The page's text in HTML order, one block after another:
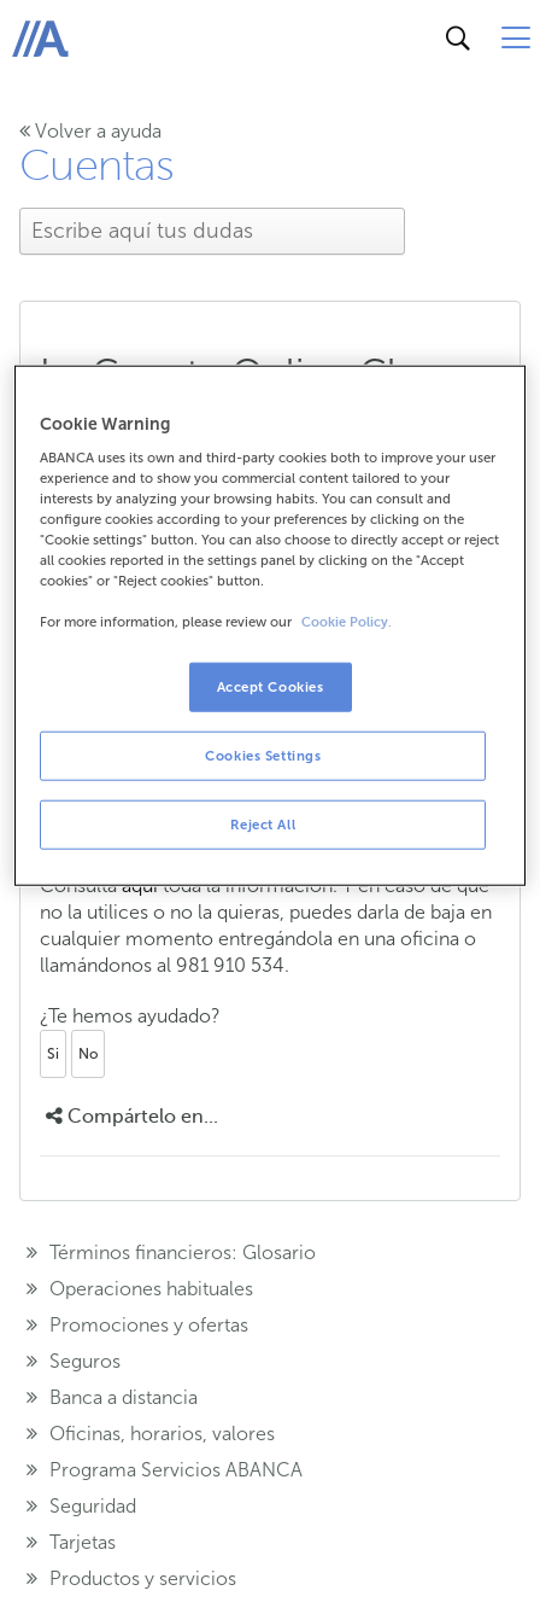
ABANCA
Volver a ayuda
Cuentas
La Cuenta Online Clara
incluye una tarjeta de
crédito, ¿qué tengo que
hacer si no me interesa?
La Cuenta Online Clara incluye una
tarjeta de crédito, ¿qué tengo que
hacer si no me interesa?
No, no es obligatorio contratarla, ¡pero te animamos
a que la pruebes y así conocer todas las ventajas!
Flexibilidad para elegir la forma de pago de tus
compras (a fin de mes, pago fraccionado...), seguros
para tus compras, descuento en gasolineras... ¡hasta
Consultaaquítoda la información. Y en caso de que
no la utilices o no la quieras, puedes darla de baja en
cualquier momento entregándola en una oficina o
llamándonos al 981 910 534.
¿Te hemos ayudado?
Si No
Compártelo en...
Términos financieros: Glosario
Operaciones habituales
Promociones y ofertas
Seguros
Banca a distancia
Oficinas, horarios, valores
Programa Servicios ABANCA
Seguridad
Tarjetas
Productos y servicios
Cookie Warning
ABANCA uses its own and third-party cookies both to improve your user
experience and to show you commercial content tailored to your
interests by analyzing your browsing habits. You can consult and
configure cookies according to your preferences by clicking on the
"Cookie settings" button. You can also choose to directly accept or reject
all cookies reported in the settings panel by clicking on the "Accept
cookies" or "Reject cookies" button.
For more information, please review our Cookie Policy.
Reject All
Cookies Settings
Accept Cookies